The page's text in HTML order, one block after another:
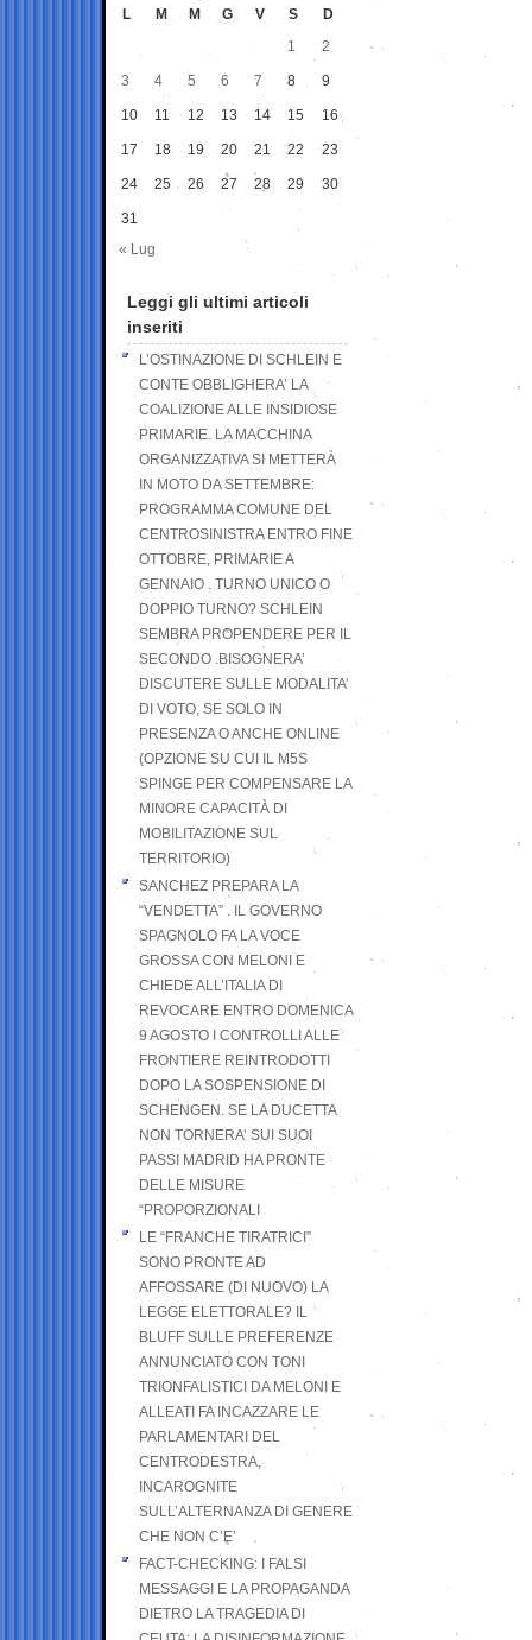
L M M G V S
D
1
2
3 4 5 6 7 8 9
10 11 12 13 14 15 16
17 18 19 20 21 22 23
24 25 26 27 28 29 30
31
« Lug
Leggi gli ultimi articoli
inseriti
L’OSTINAZIONE DI SCHLEIN E
CONTE OBBLIGHERA’ LA
COALIZIONE ALLE INSIDIOSE
PRIMARIE. LA MACCHINA
ORGANIZZATIVA SI METTERÀ
IN MOTO DA SETTEMBRE:
PROGRAMMA COMUNE DEL
CENTROSINISTRA ENTRO FINE
OTTOBRE, PRIMARIE A
GENNAIO . TURNO UNICO O
DOPPIO TURNO? SCHLEIN
SEMBRA PROPENDERE PER IL
SECONDO .BISOGNERA’
DISCUTERE SULLE MODALITA’
DI VOTO, SE SOLO IN
PRESENZA O ANCHE ONLINE
(OPZIONE SU CUI IL M5S
SPINGE PER COMPENSARE LA
MINORE CAPACITÀ DI
MOBILITAZIONE SUL
TERRITORIO)
SANCHEZ PREPARA LA
“VENDETTA” . IL GOVERNO
SPAGNOLO FA LA VOCE
GROSSA CON MELONI E
CHIEDE ALL’ITALIA DI
REVOCARE ENTRO DOMENICA
9 AGOSTO I CONTROLLI ALLE
FRONTIERE REINTRODOTTI
DOPO LA SOSPENSIONE DI
SCHENGEN. SE LA DUCETTA
NON TORNERA’ SUI SUOI
PASSI MADRID HA PRONTE
DELLE MISURE
“PROPORZIONALI
LE “FRANCHE TIRATRICI”
SONO PRONTE AD
AFFOSSARE (DI NUOVO) LA
LEGGE ELETTORALE? IL
BLUFF SULLE PREFERENZE
ANNUNCIATO CON TONI
TRIONFALISTICI DA MELONI E
ALLEATI FA INCAZZARE LE
PARLAMENTARI DEL
CENTRODESTRA,
INCAROGNITE
SULL’ALTERNANZA DI GENERE
CHE NON C’E’
FACT-CHECKING: I FALSI
MESSAGGI E LA PROPAGANDA
DIETRO LA TRAGEDIA DI